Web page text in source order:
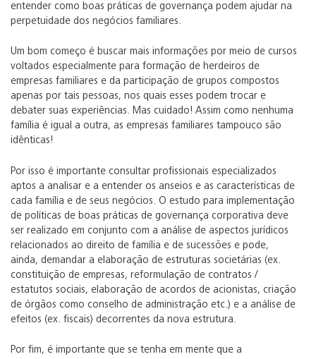
entender como boas práticas de governança podem ajudar na
perpetuidade dos negócios familiares.
Um bom começo é buscar mais informações por meio de cursos
voltados especialmente para formação de herdeiros de
empresas familiares e da participação de grupos compostos
apenas por tais pessoas, nos quais esses podem trocar e
debater suas experiências. Mas cuidado! Assim como nenhuma
família é igual a outra, as empresas familiares tampouco são
idênticas!
Por isso é importante consultar profissionais especializados
aptos a analisar e a entender os anseios e as características de
cada família e de seus negócios. O estudo para implementação
de políticas de boas práticas de governança corporativa deve
ser realizado em conjunto com a análise de aspectos jurídicos
relacionados ao direito de família e de sucessões e pode,
ainda, demandar a elaboração de estruturas societárias (ex.
constituição de empresas, reformulação de contratos /
estatutos sociais, elaboração de acordos de acionistas, criação
de órgãos como conselho de administração etc.) e a análise de
efeitos (ex. fiscais) decorrentes da nova estrutura.
Por fim, é importante que se tenha em mente que a